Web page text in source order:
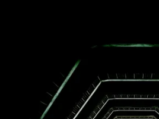
進一步篩選